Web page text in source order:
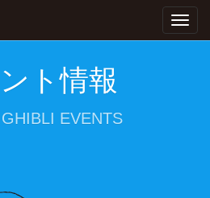
ト情報
EVENTS